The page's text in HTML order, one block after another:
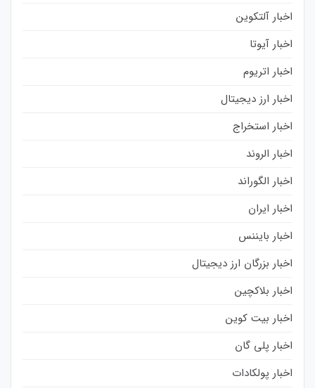
اخبار آلتکوین
اخبار آیوتا
اخبار اتریوم
اخبار ارز دیجیتال
اخبار استخراج
اخبار الروند
اخبار الگوراند
اخبار ایران
اخبار بایننس
اخبار بزرگان ارز دیجیتال
اخبار بلاکچین
اخبار بیت کوین
اخبار پلی گان
اخبار پولکادات